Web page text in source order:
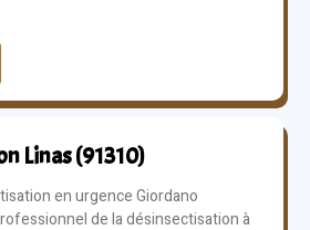
Linas (91310)
en urgence Giordano
de la désinsectisation à